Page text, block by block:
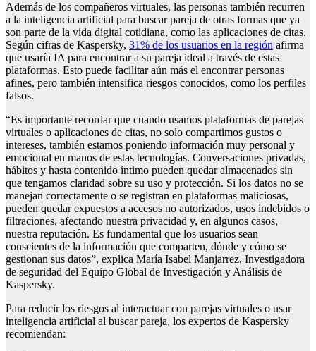
Además de los compañeros virtuales, las personas también recurren
a la inteligencia artificial para buscar pareja de otras formas que ya
son parte de la vida digital cotidiana, como las aplicaciones de citas.
Según cifras de Kaspersky, 31% de los usuarios en la región afirma
que usaría IA para encontrar a su pareja ideal a través de estas
plataformas. Esto puede facilitar aún más el encontrar personas
afines, pero también intensifica riesgos conocidos, como los perfiles
falsos.
“Es importante recordar que cuando usamos plataformas de parejas
virtuales o aplicaciones de citas, no solo compartimos gustos o
intereses, también estamos poniendo información muy personal y
emocional en manos de estas tecnologías. Conversaciones privadas,
hábitos y hasta contenido íntimo pueden quedar almacenados sin
que tengamos claridad sobre su uso y protección. Si los datos no se
manejan correctamente o se registran en plataformas maliciosas,
pueden quedar expuestos a accesos no autorizados, usos indebidos o
filtraciones, afectando nuestra privacidad y, en algunos casos,
nuestra reputación. Es fundamental que los usuarios sean
conscientes de la información que comparten, dónde y cómo se
gestionan sus datos”, explica María Isabel Manjarrez, Investigadora
de seguridad del Equipo Global de Investigación y Análisis de
Kaspersky.
Para reducir los riesgos al interactuar con parejas virtuales o usar
inteligencia artificial al buscar pareja, los expertos de Kaspersky
recomiendan: